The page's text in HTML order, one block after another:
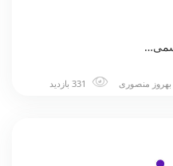
بهروز منصوری